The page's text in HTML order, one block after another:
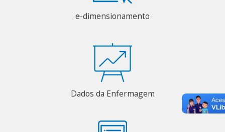
e-dimensionamento
Dados da Enfermagem